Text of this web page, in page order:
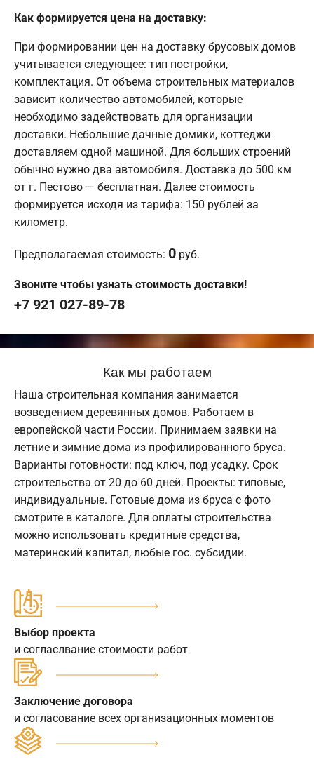
Как формируется цена на доставку:
При формировании цен на доставку брусовых домов
учитывается следующее: тип постройки,
комплектация. От объема строительных материалов
зависит количество автомобилей, которые
необходимо задействовать для организации
доставки. Небольшие дачные домики, коттеджи
доставляем одной машиной. Для больших строений
обычно нужно два автомобиля. Доставка до 500 км
от г. Пестово — бесплатная. Далее стоимость
формируется исходя из тарифа: 150 рублей за
километр.
Предполагаемая стоимость: 0 руб.
Звоните чтобы узнать стоимость доставки!
+7 921 027-89-78
Как мы работаем
Наша строительная компания занимается
возведением деревянных домов. Работаем в
европейской части России. Принимаем заявки на
летние и зимние дома из профилированного бруса.
Варианты готовности: под ключ, под усадку. Срок
строительства от 20 до 60 дней. Проекты: типовые,
индивидуальные. Готовые дома из бруса с фото
смотрите в каталоге. Для оплаты строительства
можно использовать кредитные средства,
материнский капитал, любые гос. субсидии.
Выбор проекта
и согласлвание стоимости работ
Заключение договора
и согласование всех организационных моментов